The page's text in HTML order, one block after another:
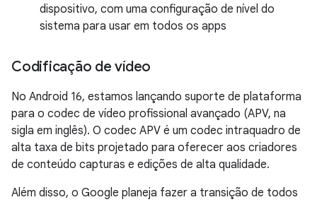
dispositivo, com uma configuração de nível do
sistema para usar em todos os apps
Codificação de vídeo
No Android 16, estamos lançando suporte de plataforma
para o codec de vídeo profissional avançado (APV, na
sigla em inglês). O codec APV é um codec intraquadro de
alta taxa de bits projetado para oferecer aos criadores
de conteúdo capturas e edições de alta qualidade.
Além disso, o Google planeja fazer a transição de todos